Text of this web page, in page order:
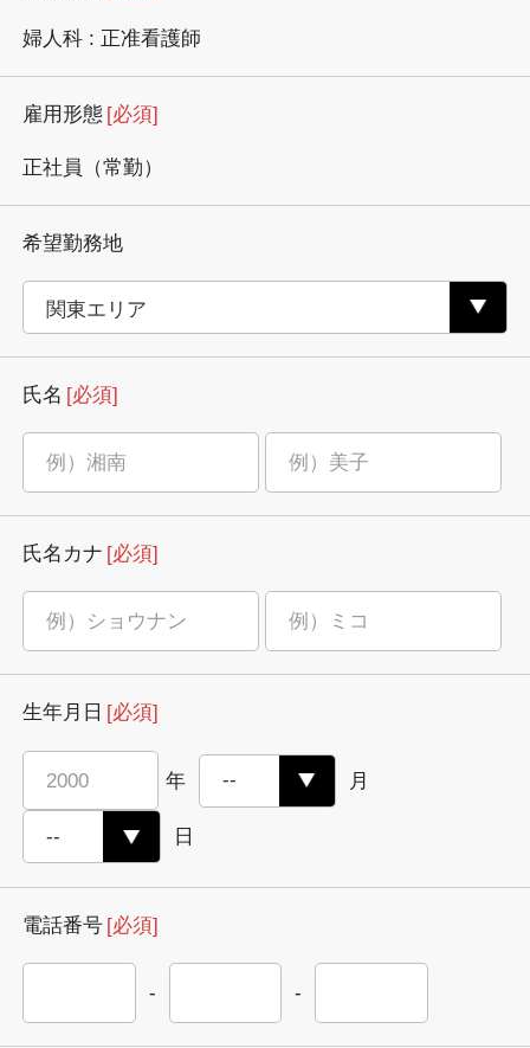
婦人科 : 正准看護師
雇用形態 [必須]
正社員（常勤）
希望勤務地
氏名 [必須]
氏名カナ [必須]
生年月日 [必須]
年 月
日
電話番号 [必須]
- -